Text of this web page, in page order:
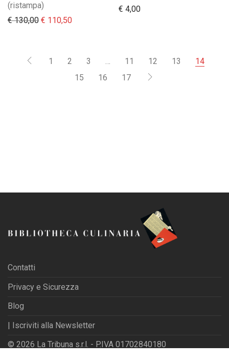
(ristampa)
€130,00 Il prezzo originale era: € 130,00.
€ 110,50Il prezzo attuale è: € 110,50.
€ 4,00
1 2 3 … 11 12 13
14
15
16 17
Contatti
Privacy e Sicurezza
Blog
| Iscriviti alla Newsletter
© 2026 La Tribuna s.r.l. - P.IVA 01702840180